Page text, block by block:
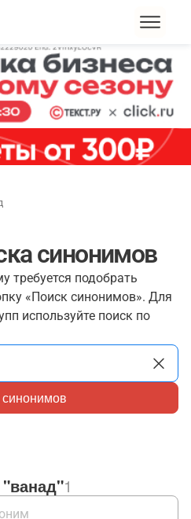
синонимов
требуется подобрать
«Поиск синонимов». Для
используйте поиск по
1